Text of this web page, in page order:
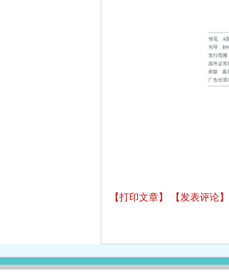
【打印文章】 【发表评论】